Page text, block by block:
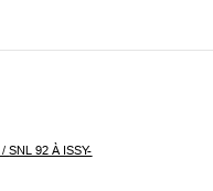
/SNL 92 À ISSY-